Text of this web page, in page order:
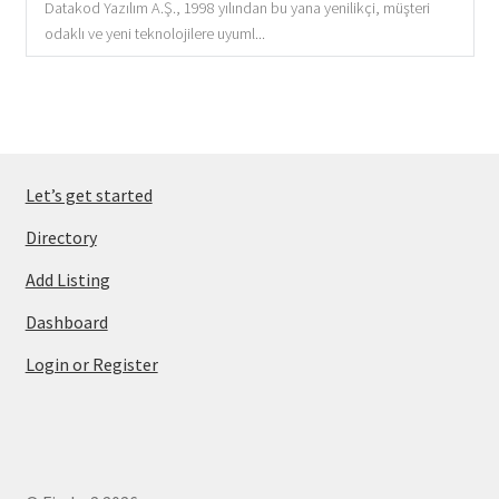
Datakod Yazılım A.Ş., 1998 yılından bu yana yenilikçi, müşteri
odaklı ve yeni teknolojilere uyuml...
Let’s get started
Directory
Add Listing
Dashboard
Login or Register